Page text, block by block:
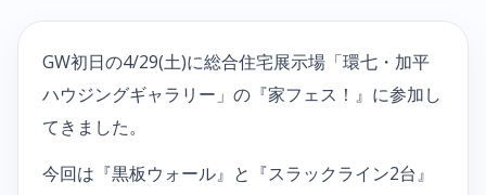
GW初日の4/29(土)に総合住宅展示場「環七・加平
ハウジングギャラリー」の『家フェス！』に参加し
てきました。
今回は『黒板ウォール』と『スラックライン2台』